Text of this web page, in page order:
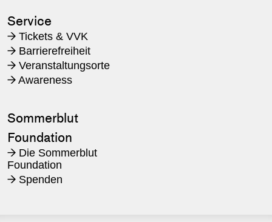
Service
→ Tickets & VVK
→ Barrierefreiheit
→ Veranstaltungsorte
→ Awareness
Sommerblut
Foundation
→ Die Sommerblut
Foundation
→ Spenden